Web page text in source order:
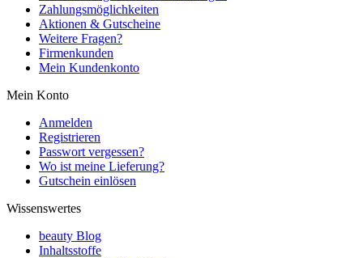
Zahlungsmöglichkeiten
Aktionen & Gutscheine
Weitere Fragen?
Firmenkunden
Mein Kundenkonto
Mein Konto
Anmelden
Registrieren
Passwort vergessen?
Wo ist meine Lieferung?
Gutschein einlösen
Wissenswertes
beauty Blog
Inhaltsstoffe